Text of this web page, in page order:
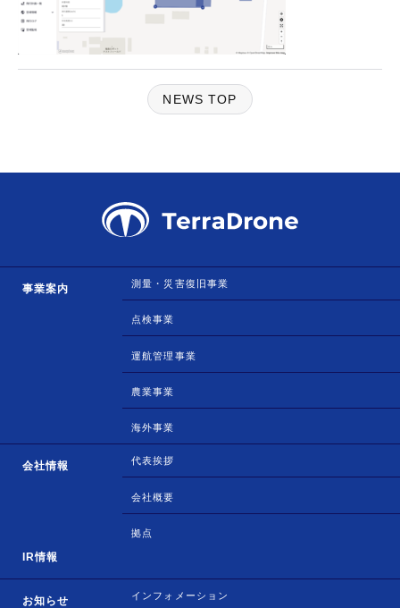
NEWS TOP
事業案内 測量・災害復旧事業
点検事業
運航管理事業
農業事業
海外事業
会社情報 代表挨拶
会社概要
拠点
IR情報
お知らせ インフォメーション